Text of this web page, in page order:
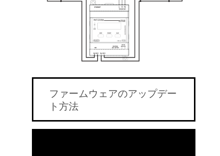
ファームウェアのアップデー
ト方法